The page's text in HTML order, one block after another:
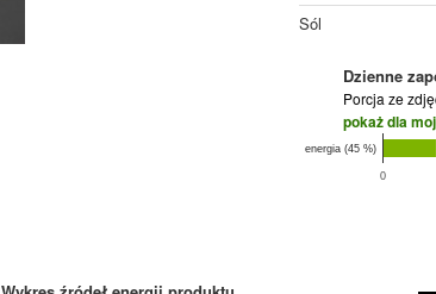
Sól
Dzienne
Porcja ze
pokaż dla
0
energia (45 %)